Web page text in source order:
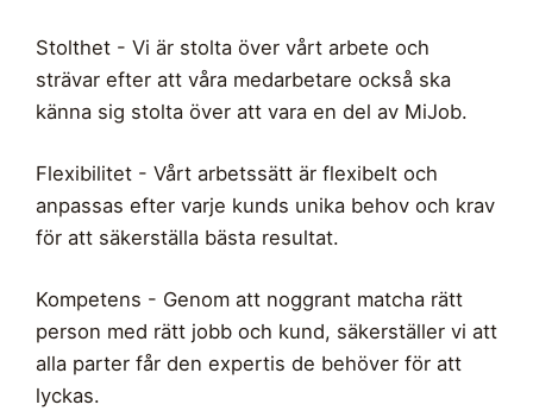
Stolthet - Vi är stolta över vårt arbete och
strävar efter att våra medarbetare också ska
känna sig stolta över att vara en del av MiJob.
Flexibilitet - Vårt arbetssätt är flexibelt och
anpassas efter varje kunds unika behov och krav
för att säkerställa bästa resultat.
Kompetens - Genom att noggrant matcha rätt
person med rätt jobb och kund, säkerställer vi att
alla parter får den expertis de behöver för att
lyckas.